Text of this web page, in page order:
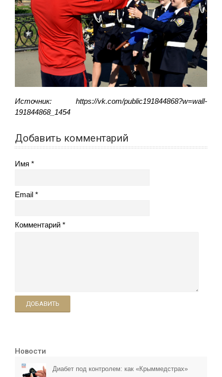
Источник: https://vk.com/public191844868?w=wall-
191844868_1454
Добавить комментарий
Имя
Email
Комментарий
ДОБАВИТЬ
Новости
Диабет под контролем: как «Крыммедстрах»